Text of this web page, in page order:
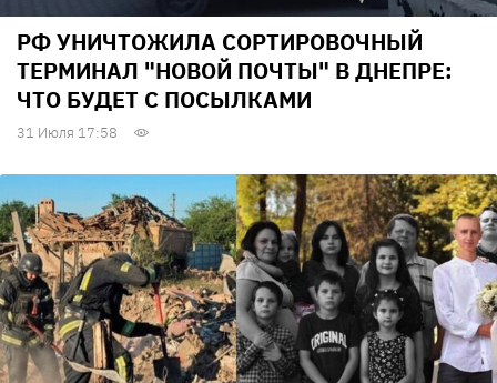
РФ УНИЧТОЖИЛА СОРТИРОВОЧНЫЙ
ТЕРМИНАЛ "НОВОЙ ПОЧТЫ" В ДНЕПРЕ:
ЧТО БУДЕТ С ПОСЫЛКАМИ
31 Июля 17:58